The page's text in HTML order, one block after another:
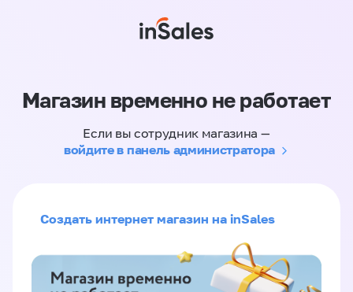
Магазин временно не работает
Если вы сотрудник магазина —
войдите в панель администратора
Создать интернет магазин на inSales